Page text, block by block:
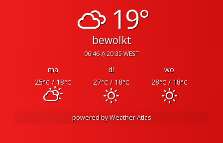
19°
bewolkt
06:46 20:35 WEST
ma di
wo
25°C/ 18°C 27°C/ 18°C 28°C/ 18°C
powered byWeather Atlas